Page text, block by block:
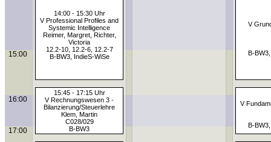
14:00 - 15:30 Uhr
V Professional Profiles and
Systemic Intelligence
Reimer, Margret, Richter,
Victoria
12.2-10, 12.2-6, 12.2-7
B-BW3, IndieS-WiSe
V
B-
15:00
15:45 - 17:15 Uhr
V Rechnungswesen 3 -
Bilanzierung/Steuerlehre
Klem, Martin
C028/029
B-BW3
V
B-
16:00
17:00